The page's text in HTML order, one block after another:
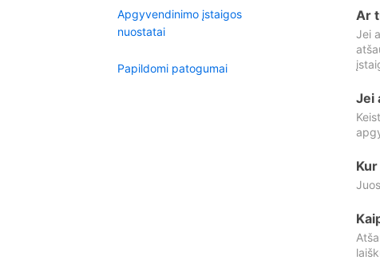
Apgyvendinimo įstaigos
nuostatai
Papildomi patogumai
Ar
Jei
Jei